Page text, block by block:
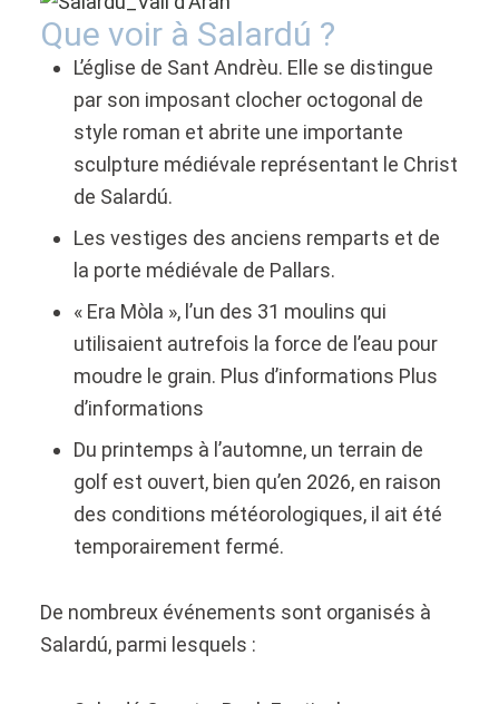
Que voir à Salardú ?
L’église de Sant Andrèu. Elle se distingue
par son imposant clocher octogonal de
style roman et abrite une importante
sculpture médiévale représentant le Christ
de Salardú.
Les vestiges des anciens remparts et de
la porte médiévale de Pallars.
« Era Mòla », l’un des 31 moulins qui
utilisaient autrefois la force de l’eau pour
moudre le grain. Plus d’informations Plus
d’informations
Du printemps à l’automne, un terrain de
golf est ouvert, bien qu’en 2026, en raison
des conditions météorologiques, il ait été
temporairement fermé.
De nombreux événements sont organisés à
Salardú, parmi lesquels :